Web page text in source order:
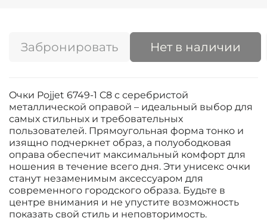
Забронировать Нет в наличии
Oчки Pojjet 6749-1 C8 с серебристой
металлической оправой – идеальный выбор для
самых стильных и требовательных
пользователей. Прямоугольная форма тонко и
изящно подчеркнет образ, а полуободковая
оправа обеспечит максимальный комфорт для
ношения в течение всего дня. Эти унисекс очки
станут незаменимым аксессуаром для
современного городского образа. Будьте в
центре внимания и не упустите возможность
показать свой стиль и неповторимость.